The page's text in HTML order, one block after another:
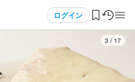
ログイン
会員登録
3 / 17
画面へ進む